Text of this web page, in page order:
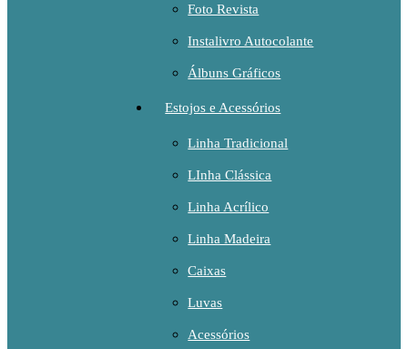
Foto Revista
Instalivro Autocolante
Álbuns Gráficos
Estojos e Acessórios
Linha Tradicional
LInha Clássica
Linha Acrílico
Linha Madeira
Caixas
Luvas
Acessórios